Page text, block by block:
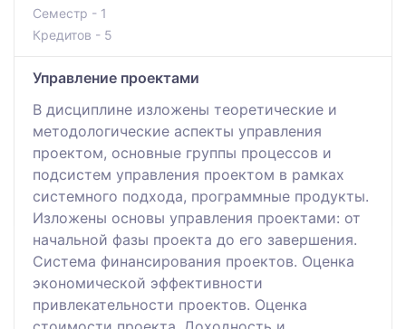
Семестр - 1
Кредитов - 5
Управление проектами
В дисциплине изложены теоретические и
методологические аспекты управления
проектом, основные группы процессов и
подсистем управления проектом в рамках
системного подхода, программные продукты.
Изложены основы управления проектами: от
начальной фазы проекта до его завершения.
Система финансирования проектов. Оценка
экономической эффективности
привлекательности проектов. Оценка